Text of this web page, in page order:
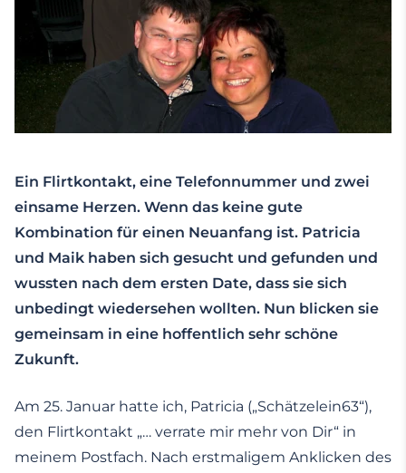
Ein Flirtkontakt, eine Telefonnummer und zwei
einsame Herzen. Wenn das keine gute
Kombination für einen Neuanfang ist. Patricia
und Maik haben sich gesucht und gefunden und
wussten nach dem ersten Date, dass sie sich
unbedingt wiedersehen wollten. Nun blicken sie
gemeinsam in eine hoffentlich sehr schöne
Zukunft.
Am 25. Januar hatte ich, Patricia („Schätzelein63“),
den Flirtkontakt „… verrate mir mehr von Dir“ in
meinem Postfach. Nach erstmaligem Anklicken des